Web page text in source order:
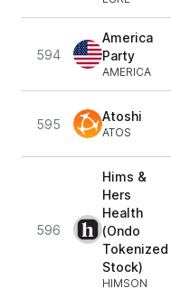
594
America
Party
AMERICA
595
Atoshi
ATOS
596
Hims &
Hers
Health
(Ondo
Tokenized
Stock)
HIMSON